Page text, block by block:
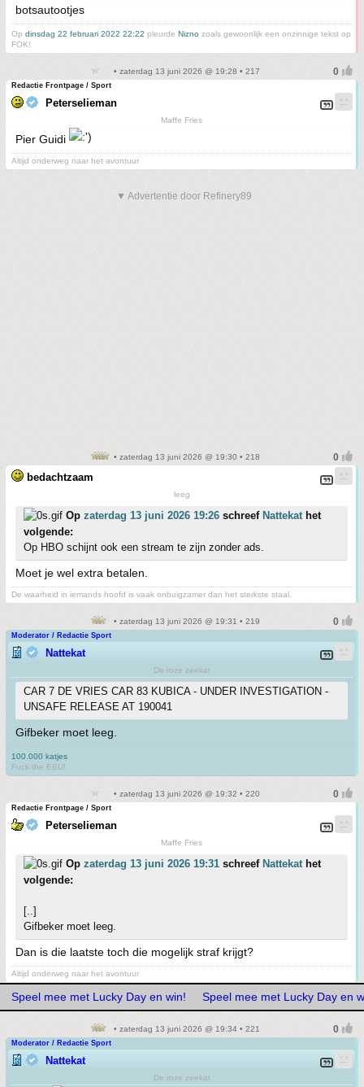
botsautootjes
Op dinsdag 22 februari 2022 22:22 pleurde Nizno zoals gewoonlijk een onzinnige tekst op
FOK!
• zaterdag 13 juni 2026 @ 19:28 • 217
Redactie Frontpage / Sport
Peterselieman
Maffe Fries
Pier Guidi
Altijd onderweg naar het avontuur
▼ Advertentie door Refinery89
• zaterdag 13 juni 2026 @ 19:30 • 218
bedachtzaam
leeg
Op zaterdag 13 juni 2026 19:26 schreef Nattekathet
volgende:
Op HBO schijnt ook een stream te zijn zonder ads.
Moet je wel extra betalen.
De waarheid in iemands hoofd is vaak onbuigzamer dan het sterkste staal.
• zaterdag 13 juni 2026 @ 19:31 • 219
Moderator / Redactie Sport
Nattekat
De roze zeekat
CAR 7 DE VRIES CAR 83 KUBICA - UNDER INVESTIGATION -
UNSAFE RELEASE AT 190041
Gifbeker moet leeg.
100.000 katjes
Fuck the EBU!
• zaterdag 13 juni 2026 @ 19:32 • 220
Redactie Frontpage / Sport
Peterselieman
Maffe Fries
Op zaterdag 13 juni 2026 19:31 schreef Nattekathet
volgende:
[..]
Gifbeker moet leeg.
Dan is die laatste toch die mogelijk straf krijgt?
Altijd onderweg naar het avontuur
Speel mee met Lucky Day en win! Speel mee met Lucky Day en
• zaterdag 13 juni 2026 @ 19:34 • 221
Moderator / Redactie Sport
Nattekat
De roze zeekat